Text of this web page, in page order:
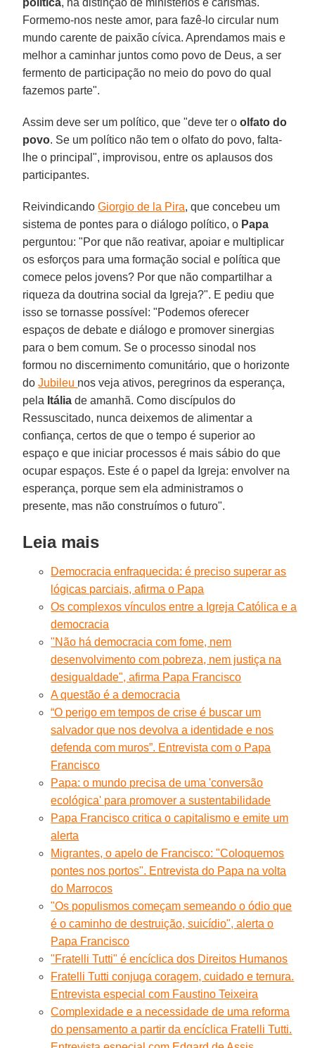
Formemo-nos neste amor, para fazê-lo circular num
mundo carente de paixão cívica. Aprendamos mais e
melhor a caminhar juntos como povo de Deus, a ser
fermento de participação no meio do povo do qual
fazemos parte".
Assim deve ser um político, que "deve ter oolfato do
povo. Se um político não tem o olfato do povo, falta-
lhe o principal", improvisou, entre os aplausos dos
participantes.
ReivindicandoGiorgio de la Pira, que concebeu um
sistema de pontes para o diálogo político, o Papa
perguntou: "Por que não reativar, apoiar e multiplicar
os esforços para uma formação social e política que
comece pelos jovens? Por que não compartilhar a
riqueza da doutrina social da Igreja?". E pediu que
isso se tornasse possível: "Podemos oferecer
espaços de debate e diálogo e promover sinergias
para o bem comum. Se o processo sinodal nos
formou no discernimento comunitário, que o horizonte
doJubileu nos veja ativos, peregrinos da esperança,
pela Itália de amanhã. Como discípulos do
Ressuscitado, nunca deixemos de alimentar a
confiança, certos de que o tempo é superior ao
espaço e que iniciar processos é mais sábio do que
ocupar espaços. Este é o papel da Igreja: envolver na
esperança, porque sem ela administramos o
presente, mas não construímos o futuro".
Leia mais
Democracia enfraquecida: é preciso superar as
lógicas parciais, afirma o Papa
Os complexos vínculos entre a Igreja Católica e a
democracia
"Não há democracia com fome, nem
desenvolvimento com pobreza, nem justiça na
desigualdade", afirma Papa Francisco
A questão é a democracia
“O perigo em tempos de crise é buscar um
salvador que nos devolva a identidade e nos
defenda com muros”. Entrevista com o Papa
Francisco
Papa: o mundo precisa de uma 'conversão
ecológica' para promover a sustentabilidade
Papa Francisco critica o capitalismo e emite um
alerta
Migrantes, o apelo de Francisco: "Coloquemos
pontes nos portos". Entrevista do Papa na volta
do Marrocos
"Os populismos começam semeando o ódio que
é o caminho de destruição, suicídio", alerta o
Papa Francisco
"Fratelli Tutti" é encíclica dos Direitos Humanos
Fratelli Tutti conjuga coragem, cuidado e ternura.
Entrevista especial com Faustino Teixeira
Complexidade e a necessidade de uma reforma
do pensamento a partir da encíclica Fratelli Tutti.